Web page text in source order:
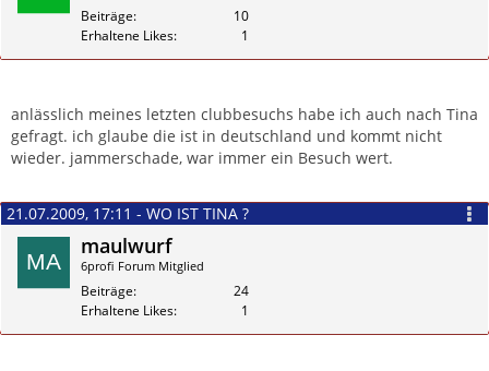
Beiträge
10
Erhaltene Likes
1
anlässlich meines letzten clubbesuchs habe ich auch nach Tina
gefragt. ich glaube die ist in deutschland und kommt nicht
wieder. jammerschade, war immer ein Besuch wert.
Zitieren
21.07.2009, 17:11 - WO IST TINA ?
maulwurf
6profi Forum Mitglied
Beiträge
24
Erhaltene Likes
1